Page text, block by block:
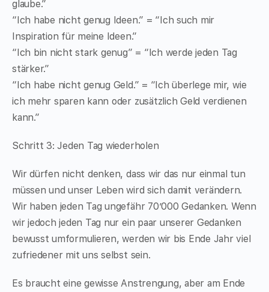
glaube.”
“Ich habe nicht genug Ideen.” = “Ich such mir
Inspiration für meine Ideen.”
“Ich bin nicht stark genug” = “Ich werde jeden Tag
stärker.”
“Ich habe nicht genug Geld.” = “Ich überlege mir, wie
ich mehr sparen kann oder zusätzlich Geld verdienen
kann.”
Schritt 3: Jeden Tag wiederholen
Wir dürfen nicht denken, dass wir das nur einmal tun
müssen und unser Leben wird sich damit verändern.
Wir haben jeden Tag ungefähr 70’000 Gedanken. Wenn
wir jedoch jeden Tag nur ein paar unserer Gedanken
bewusst umformulieren, werden wir bis Ende Jahr viel
zufriedener mit uns selbst sein.
Es braucht eine gewisse Anstrengung, aber am Ende